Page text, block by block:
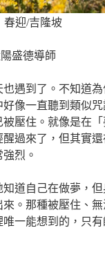
春迎/吉隆坡
盛德導師
也遇到了。不知道
像一直聽到類似
壓住。就像是在
過來了，但其實還
烈。
道自己在做夢，
來。那種被壓住、
唯一能想到的，只